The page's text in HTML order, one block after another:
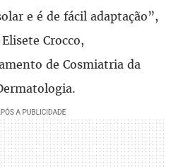
e é de fácil adaptação”,
Crocco,
de Cosmiatria da